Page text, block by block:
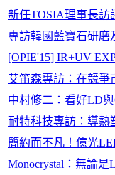
新任TOSIA理事長訪
專訪韓國藍寶石研磨
[OPIE'15] IR+UV
艾笛森專訪：在競爭
中村修二：看好LD
耐特科技專訪：導熱
簡約而不凡！億光
Monocrystal：無論